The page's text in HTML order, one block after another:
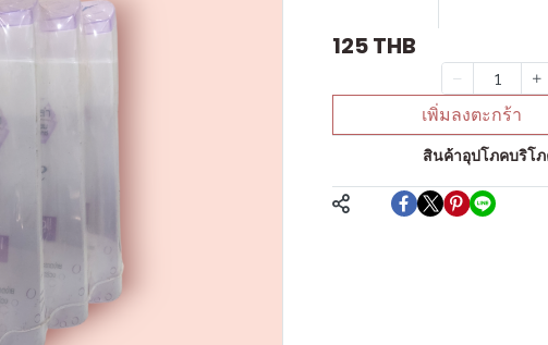
125 THB
เพิ่มลงตะกร้า
สินค้าอุปโภคบริโ